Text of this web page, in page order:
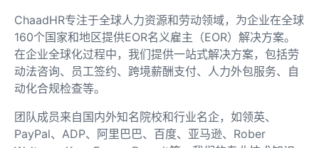
ChaadHR专注于全球人力资源和劳动领域，为企业在全球
160个国家和地区提供EOR名义雇主（EOR）解决方案。
在企业全球化过程中，我们提供一站式解决方案，包括劳
动法咨询、员工签约、跨境薪酬支付、人力外包服务、自
动化合规检查等。
团队成员来自国内外知名院校和行业名企，如领英、
PayPal、ADP、阿里巴巴、百度、亚马逊、Rober